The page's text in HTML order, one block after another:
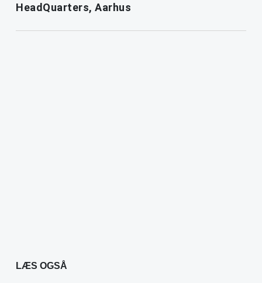
HeadQuarters, Aarhus
LÆS OGSÅ